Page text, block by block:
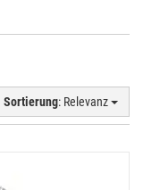
Sortierung: Relevanz